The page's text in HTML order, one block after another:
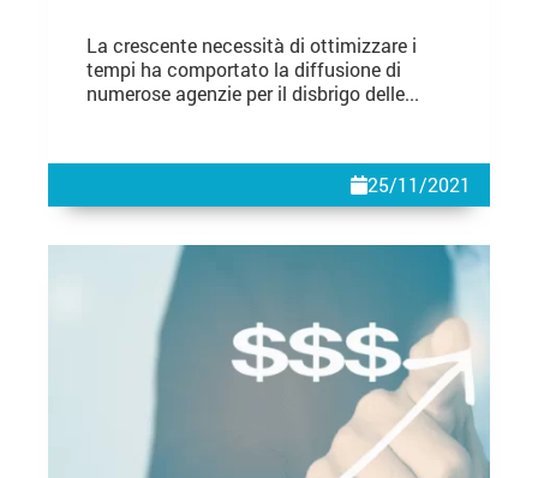
La crescente necessità di ottimizzare i
tempi ha comportato la diffusione di
numerose agenzie per il disbrigo delle...
25/11/2021